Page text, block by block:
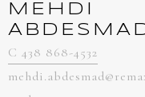
MEHDI
C 438 868-4532